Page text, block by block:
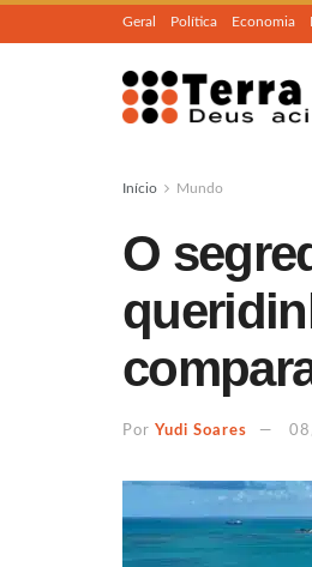
Geral Política Economia
Início Mundo
O
Por Yudi Soares